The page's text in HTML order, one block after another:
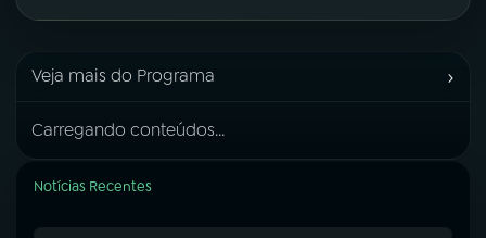
Veja mais do Programa ›
Carregando conteúdos...
Notícias Recentes